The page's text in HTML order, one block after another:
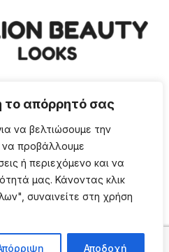
απόρρητό σας
να βελτιώσουμε την
να προβάλλουμε
ή περιεχόμενο και να
μας. Κάνοντας κλικ
συναινείτε στη χρήση
Αποδοχή
ή πληροφορία,
Θα χαρούμε να σας